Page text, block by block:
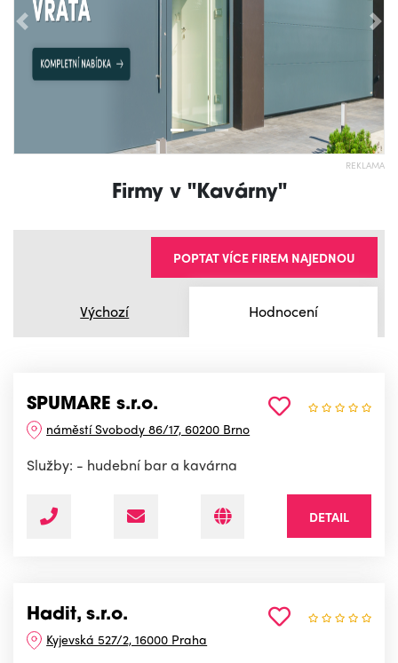
Předchozí
REKLAMA
Firmy v "Kavárny"
Výchozí Hodnocení
POPTAT VÍCE FIREM NAJEDNOU
SPUMARE s.r.o.
náměstí Svobody 86/17, 60200 Brno
Služby: - hudební bar a kavárna
DETAIL
Hadit, s.r.o.
Kyjevská 527/2, 16000 Praha